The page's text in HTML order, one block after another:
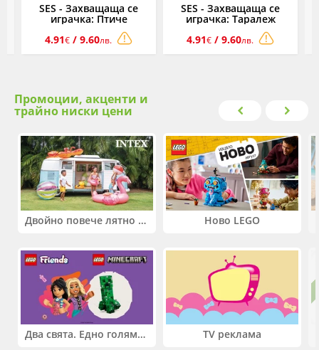
SES - Захващаща се
играчка: Птиче
4.91€ / 9.60лв.
SES - Захващаща се
играчка: Таралеж
4.91€ / 9.60лв.
Промоции, акценти и
трайно ниски цени
Двойно повече лятно забавление! Купи 2 продукта INTEX и вземи -33%
Два свята. Едно голямо приключение. Купи 2 продукта LEGO® Friends и/или LEGO® Minecraft и вземи -27%
Ново LEGO
TV реклама